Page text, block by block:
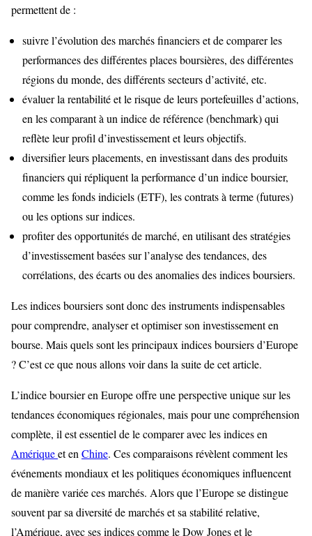
permettent de :
suivre l’évolution des marchés financiers et de comparer les
performances des différentes places boursières, des différentes
régions du monde, des différents secteurs d’activité, etc.
évaluer la rentabilité et le risque de leurs portefeuilles d’actions,
en les comparant à un indice de référence (benchmark) qui
reflète leur profil d’investissement et leurs objectifs.
diversifier leurs placements, en investissant dans des produits
financiers qui répliquent la performance d’un indice boursier,
comme les fonds indiciels (ETF), les contrats à terme (futures)
ou les options sur indices.
profiter des opportunités de marché, en utilisant des stratégies
d’investissement basées sur l’analyse des tendances, des
corrélations, des écarts ou des anomalies des indices boursiers.
Les indices boursiers sont donc des instruments indispensables
pour comprendre, analyser et optimiser son investissement en
bourse. Mais quels sont les principaux indices boursiers d’Europe
? C’est ce que nous allons voir dans la suite de cet article.
L’indice boursier en Europe offre une perspective unique sur les
tendances économiques régionales, mais pour une compréhension
complète, il est essentiel de le comparer avec les indices en
Amériqueet en Chine. Ces comparaisons révèlent comment les
événements mondiaux et les politiques économiques influencent
de manière variée ces marchés. Alors que l’Europe se distingue
souvent par sa diversité de marchés et sa stabilité relative,
l’Amérique, avec ses indices comme le Dow Jones et le